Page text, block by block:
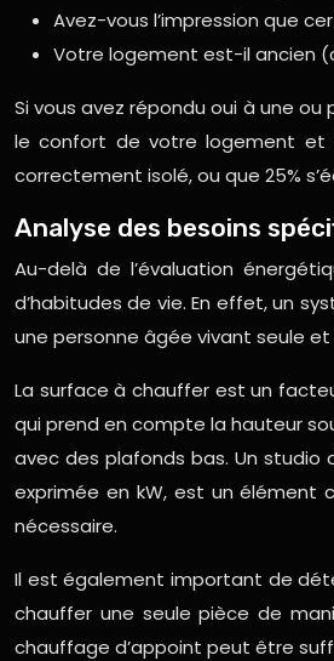
Avez-vous l’impression que
Votre logement est-il ancien
Si vous avez répondu oui à une
le confort de votre logement et
correctement isolé, ou que 25%
Analyse des besoins
Au-delà de l’évaluation
d’habitudes de vie. En effet, un
une personne âgée vivant seule
La surface à chauffer est un
qui prend en compte la hauteur
avec des plafonds bas. Un studio
exprimée en kW, est un élément
nécessaire.
Il est également important de
chauffer une seule pièce de
chauffage d’appoint peut être